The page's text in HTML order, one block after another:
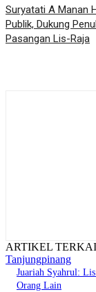
Suryatati A Manan
Publik, Dukung
Pasangan Lis-Raja
ARTIKEL
Tanjungpinang
Juariah Syahrul:
Orang Lain